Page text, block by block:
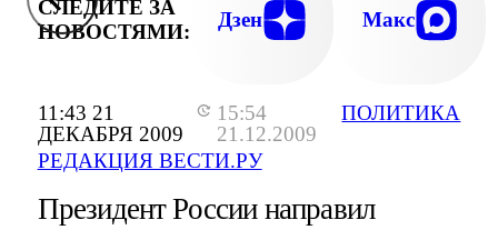
11:43 21
ДЕКАБРЯ 2009
15:54
21.12.2009
РЕДАКЦИЯ ВЕСТИ.РУ
ПОЛИТИКА
СЛЕДИТЕ ЗА
НОВОСТЯМИ:
Дзен Макс
Президент России направил